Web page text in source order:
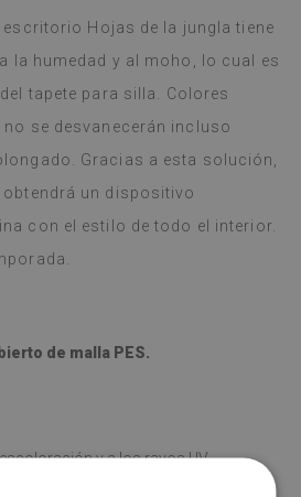
Hojas de la jungla tiene
la humedad y al moho, lo cual es
tapete para silla. Colores
se desvanecerán incluso
Gracias a esta solución,
un dispositivo
con el estilo de todo el interior.
de malla PES.
y a los rayos UV.